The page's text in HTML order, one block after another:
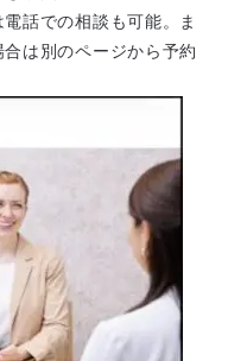
話での相談も可能。ま
は別のページから予約